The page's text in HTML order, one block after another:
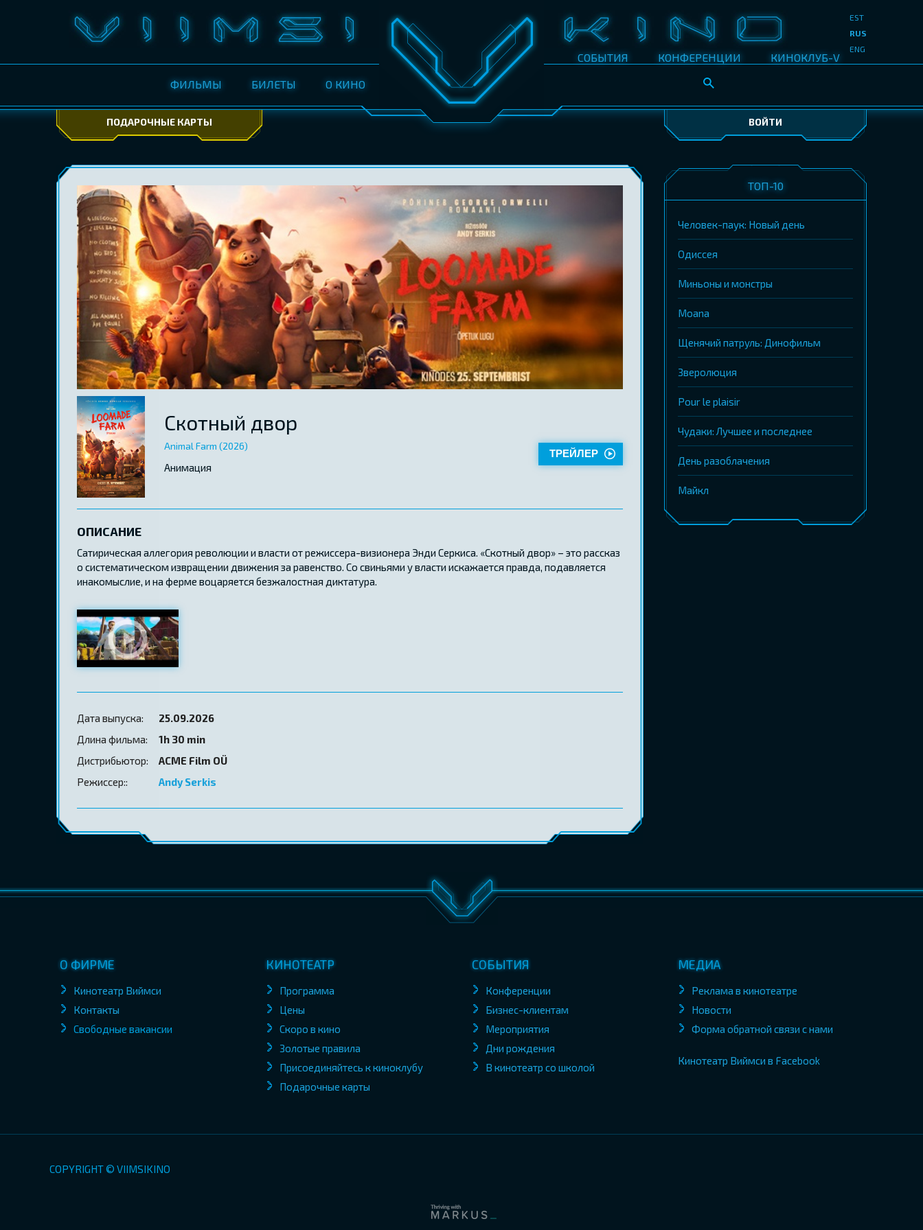
ФИЛЬМЫ БИЛЕТЫ О КИНО
СОБЫТИЯ КОНФЕРЕНЦИИ КИНОКЛУБ-V
EST
RUS
ENG
ПОДАРОЧНЫЕ КАРТЫ ВОЙТИ
Скотный двор
Animal Farm (2026)
Aнимация
ТРЕЙЛЕР
ОПИСАНИЕ
Сатирическая аллегория революции и власти от режиссера-визионера Энди Серкиса. «Скотный двор» – это рассказ
о систематическом извращении движения за равенство. Со свиньями у власти искажается правда, подавляется
инакомыслие, и на ферме воцаряется безжалостная диктатура.
Дата выпуска:
25.09.2026
Длина фильма:
1h 30 min
Дистрибьютор:
ACME Film OÜ
Режиссер::
Andy Serkis
ТОП-10
Человек-паук: Новый день
Одиссея
Миньоны и монстры
Moana
Щенячий патруль: Динофильм
Зверолюция
Pour le plaisir
Чудаки: Лучшее и последнее
День разоблачения
Майкл
О ФИРМЕ
Кинотеатр Виймси
Контакты
Свободные вакансии
КИНОТЕАТР
Программа
Цены
Скоро в кино
Золотые правила
Присоединяйтесь к киноклубу
Подарочные карты
СОБЫТИЯ
Конференции
Бизнес-клиентам
Мероприятия
Дни рождения
В кинотеатр со школой
МЕДИА
Реклама в кинотеатре
Новости
Форма обратной связи с нами
Кинотеатр Виймси в Facebook
COPYRIGHT © VIIMSIKINO